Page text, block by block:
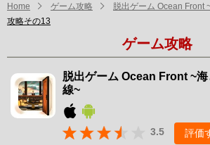
Home ゲーム攻略
脱出ゲーム Ocean Front
攻略その13
ゲーム攻略
脱出ゲーム Ocean Front ~
線~
3.5 評価